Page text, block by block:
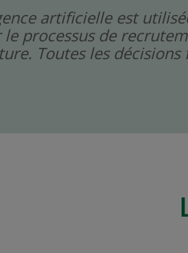
artificielle est
processus de
Toutes les